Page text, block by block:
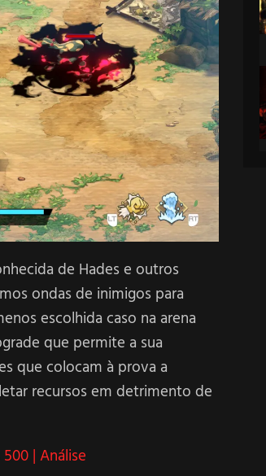
de Hades e outros
ondas de inimigos para
escolhida caso na arena
que permite a sua
que colocam à prova a
recursos em detrimento de
| Análise